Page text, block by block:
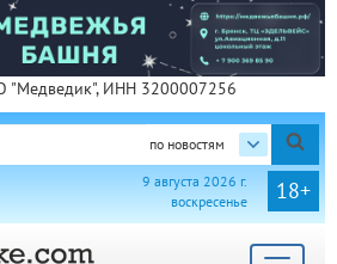
"Медведик", ИНН 3200007256
по новостям
18+
9 августа 2026 г.
воскресенье